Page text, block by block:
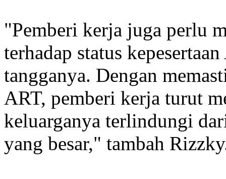
"Pemberi kerja juga perlu
terhadap status
tangganya. Dengan
ART, pemberi kerja turut
keluarganya terlindungi
yang besar," tambah